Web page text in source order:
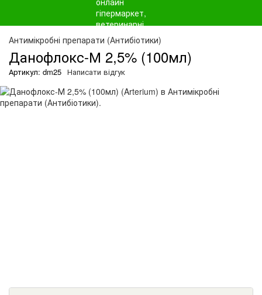
Антимікробні препарати (Антибіотики)
Данофлокс-М 2,5% (100мл)
Артикул: dm25 Написати відгук